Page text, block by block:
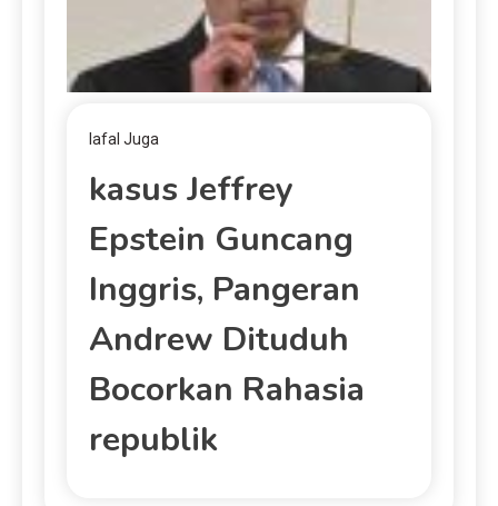
lafal Juga
kasus Jeffrey
Epstein Guncang
Inggris, Pangeran
Andrew Dituduh
Bocorkan Rahasia
republik